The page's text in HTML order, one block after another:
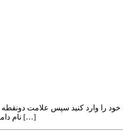
وارد کنید http://DomainName.ir:۲۰۸۳ نام دامنه وب سایت:۲۰۸۳ نکته : برای ورود به صفحه سی […]